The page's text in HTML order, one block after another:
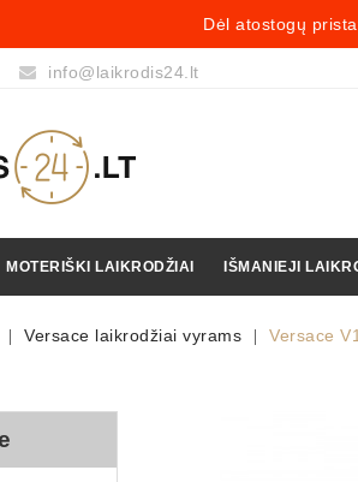
Dėl atostogų
info@laikrodis24.lt
MOTERIŠKI LAIKRODŽIAI IŠMANIEJI
Versace laikrodžiai vyrams Versace